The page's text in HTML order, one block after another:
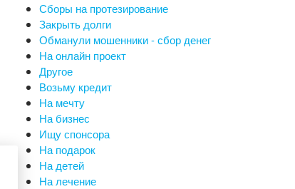
Сборы на протезирование
Закрыть долги
Обманули мошенники - сбор денег
На онлайн проект
Другое
Возьму кредит
На мечту
На бизнес
Ищу спонсора
На подарок
На детей
На лечение